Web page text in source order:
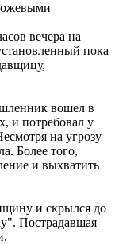
вечера на
пока
вошел в
и потребовал у
на угрозу
Более того,
и выхватить
и скрылся до
Пострадавшая